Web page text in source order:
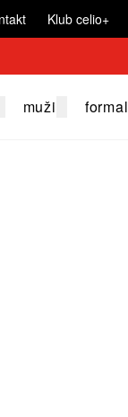
Klub celio+
muži formal